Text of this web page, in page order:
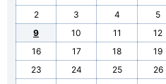
2
3 4 5
9
10 11 12
16
17 18 19
23
24 25 26